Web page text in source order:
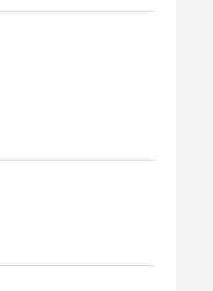
房团队对地道风
应南法质朴优